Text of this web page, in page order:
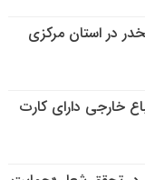
مواد مخدر در استان مرکزی
خارجی دارای کارت